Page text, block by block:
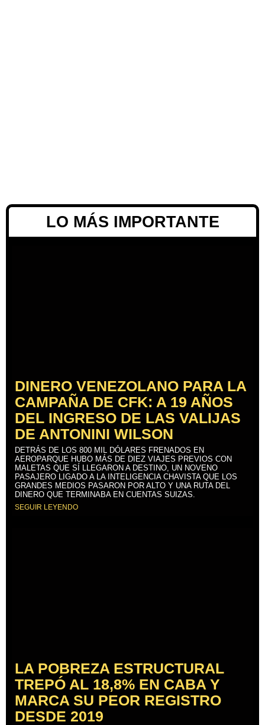
LO MÁS IMPORTANTE
DINERO VENEZOLANO PARA LA
CAMPAÑA DE CFK: A 19 AÑOS
DEL INGRESO DE LAS VALIJAS
DE ANTONINI WILSON
DETRÁS DE LOS 800 MIL DÓLARES FRENADOS EN
AEROPARQUE HUBO MÁS DE DIEZ VIAJES PREVIOS CON
MALETAS QUE SÍ LLEGARON A DESTINO, UN NOVENO
PASAJERO LIGADO A LA INTELIGENCIA CHAVISTA QUE LOS
GRANDES MEDIOS PASARON POR ALTO Y UNA RUTA DEL
DINERO QUE TERMINABA EN CUENTAS SUIZAS.
SEGUIR LEYENDO
LA POBREZA ESTRUCTURAL
TREPÓ AL 18,8% EN CABA Y
MARCA SU PEOR REGISTRO
DESDE 2019